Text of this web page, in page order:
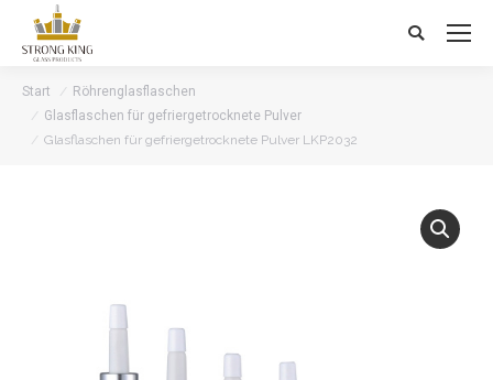
Search:
Start
Röhrenglasflaschen
Glasflaschen für gefriergetrocknete Pulver
Glasflaschen für gefriergetrocknete Pulver LKP2032